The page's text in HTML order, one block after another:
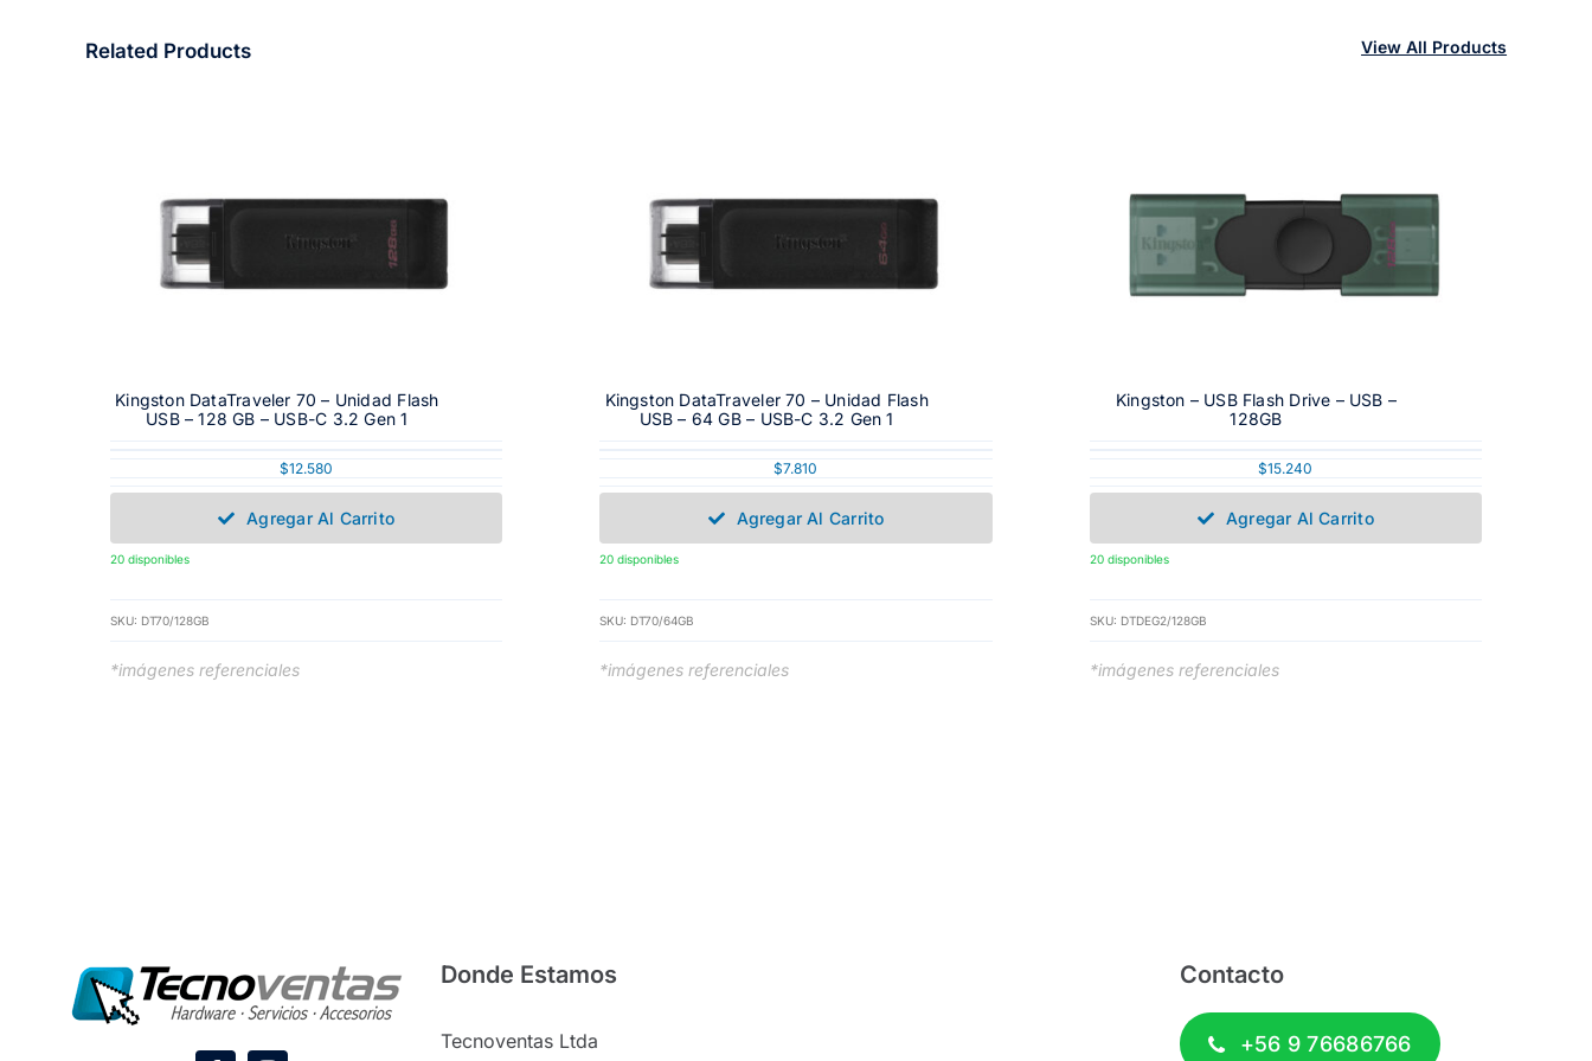
Related Products View All Products
Kingston DataTraveler 70 – Unidad Flash
USB – 128 GB – USB-C 3.2 Gen 1
$12.580
Agregar Al Carrito
20 disponibles
SKU: DT70/128GB
*imágenes referenciales
Kingston DataTraveler 70 – Unidad Flash
USB – 64 GB – USB-C 3.2 Gen 1
$7.810
Agregar Al Carrito
20 disponibles
SKU: DT70/64GB
*imágenes referenciales
Kingston – USB Flash Drive – USB –
128GB
$15.240
Agregar Al Carrito
20 disponibles
SKU: DTDEG2/128GB
*imágenes referenciales
Donde Estamos
Tecnoventas Ltda
Contacto
+56 9 76686766